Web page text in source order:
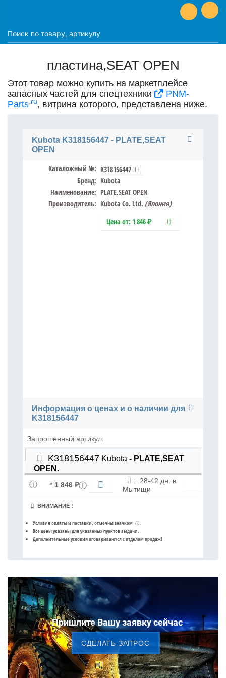
пластина,SEAT OPEN
Этот товар можно купить на маркетплейсе
запасных частей для спецтехники
PNM-
Parts.ru, витрина которого, представлена ниже.
Kubota K318156447 - PLATE,SEAT
OPEN
Каталожный №: K318156447
Бренд: Kubota
Наименование: PLATE,SEAT OPEN
Производитель: Kubota Co. Ltd. (Япония)
Цена от: 1 846 ₽
Информация о ценах и о наличии для
K318156447
Запрошенный артикул:
K318156447 Kubota - PLATE,SEAT
OPEN.
* 1 846 ₽ :
28-42 дн. в
Мытищи
ВНИМАНИЕ !
Условия оплаты и поставки, отмечны значком ⓘ
Все цены указаны дляуказанных пунктов выдачи.
Дополнительные условия оговариваются с отделом продаж!
Пришлите Вашу заявку сейчас
CДЕЛАТЬ ЗАПРОС